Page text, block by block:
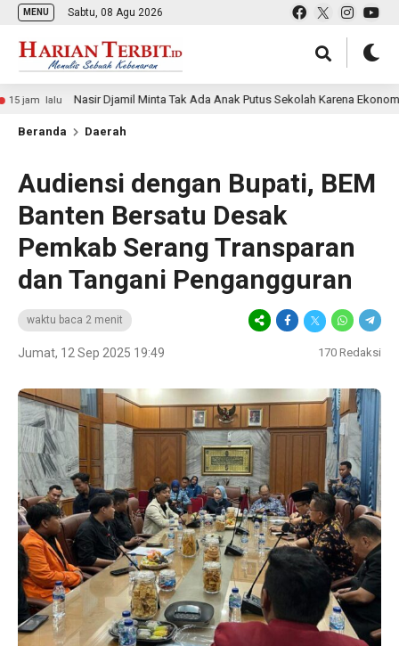
MENU Sabtu, 08 Agu 2026
Nasir Djamil Minta Tak Ada Anak Putus Sekolah Karena Ekonomi
Beranda Daerah
Audiensi dengan Bupati, BEM
Banten Bersatu Desak
Pemkab Serang Transparan
dan Tangani Pengangguran
waktu baca 2 menit
Jumat, 12 Sep 2025 19:49 170 Redaksi